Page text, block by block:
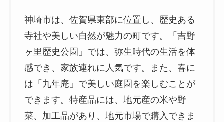
神埼市は、佐賀県東部に位置し、歴史ある
寺社や美しい自然が魅力の町です。「吉野
ヶ里歴史公園」では、弥生時代の生活を体
感でき、家族連れに人気です。また、春に
は「九年庵」で美しい庭園を楽しむことが
できます。特産品には、地元産の米や野
菜、加工品があり、地元市場で購入できま